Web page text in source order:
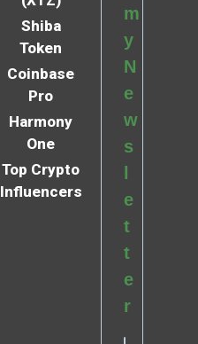
Shiba
Token
Coinbase
Pro
Harmony
One
Top Crypto
Influencers
m
y
N
e
w
s
e
t
t
e
r